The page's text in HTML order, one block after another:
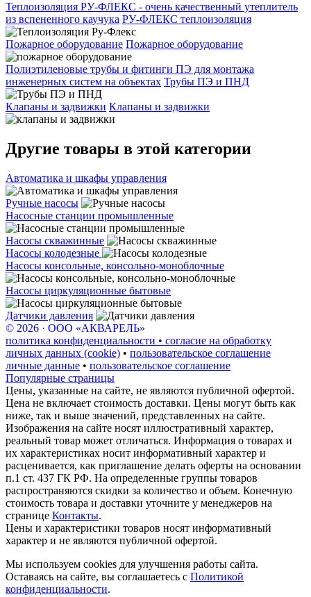
Теплоизоляция РУ-ФЛЕКС - очень качественный утеплитель
из вспененного каучука РУ-ФЛЕКС теплоизоляция
Пожарное оборудование Пожарное оборудование
Полиэтиленовые трубы и фитинги ПЭ для монтажа
инженерных систем на объектах Трубы ПЭ и ПНД
Клапаны и задвижки Клапаны и задвижки
Другие товары в этой категории
Автоматика и шкафы управления
Ручные насосы
Насосные станции промышленные
Насосы скважинные
Насосы колодезные
Насосы консольные, консольно-моноблочные
Насосы циркуляционные бытовые
Датчики давления
© 2026 · ООО «АКВАРЕЛЬ»
политика конфиденциальности • согласие на обработку
личных данных (cookie) • пользовательское соглашение
личные данные • пользовательское соглашение
Популярные страницы
Цены, указанные на сайте, не являются публичной офертой.
Цена не включает стоимость доставки. Цены могут быть как
ниже, так и выше значений, представленных на сайте.
Изображения на сайте носят иллюстративный характер,
реальный товар может отличаться. Информация о товарах и
их характеристиках носит информативный характер и
расценивается, как приглашение делать оферты на основании
п.1 ст. 437 ГК РФ. На определенные группы товаров
распространяются скидки за количество и объем. Конечную
стоимость товара и доставки уточните у менеджеров на
странице Контакты.
Цены и характеристики товаров носят информативный
характер и не являются публичной офертой.
Мы используем cookies для улучшения работы сайта.
Оставаясь на сайте, вы соглашаетесь с Политикой
конфиденциальности.